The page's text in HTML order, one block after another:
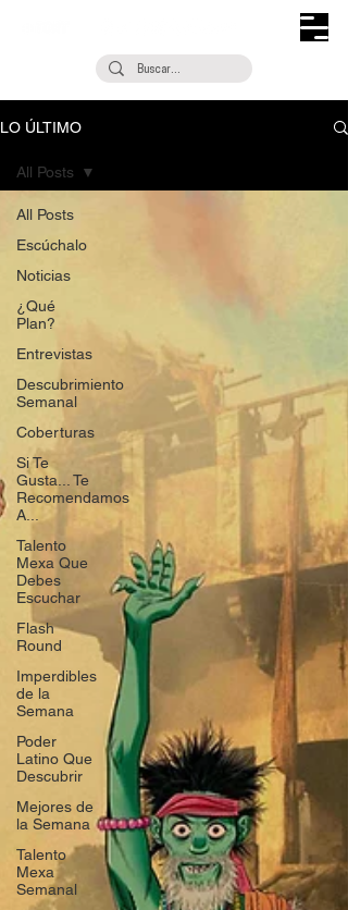
LO ÚLTIMO
All Posts
Escúchalo
Noticias
¿Qué
Plan?
Entrevistas
Descubrimiento
Semanal
Coberturas
Si Te
Gusta... Te
Recomendamos
A...
Talento
Mexa Que
Debes
Escuchar
Flash
Round
Imperdibles
de la
Semana
Poder
Latino Que
Descubrir
Mejores de
la Semana
Talento
Mexa
Semanal
All Posts